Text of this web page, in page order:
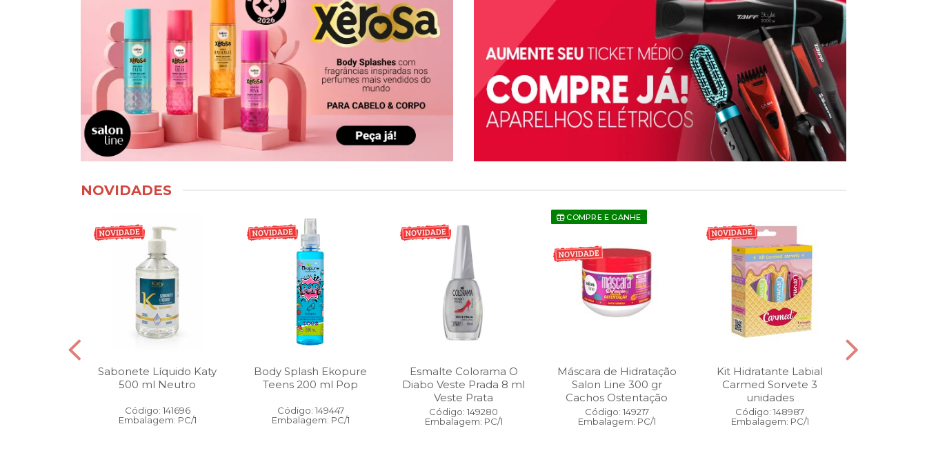
NOVIDADES
Sabonete Líquido Katy
500 ml Neutro
Código: 141696
Embalagem: PC/1
Body Splash Ekopure
Teens 200 ml Pop
Código: 149447
Embalagem: PC/1
Esmalte Colorama O
Diabo Veste Prada 8 ml
Veste Prata
Código: 149280
Embalagem: PC/1
COMPRE E GANHE
Máscara de Hidratação
Salon Line 300 gr
Cachos Ostentação
Código: 149217
Embalagem: PC/1
Kit Hidratante Labial
Carmed Sorvete 3
unidades
Código: 148987
Embalagem: PC/1